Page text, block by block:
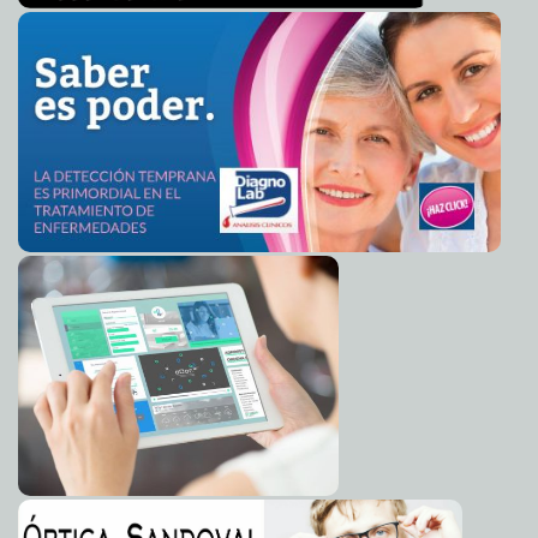
Alan Cabrera y Zoila Cardozo tienen palabra
2013-03-06 22:55:41 Reabre Crecicuentas en busca de nuevos incautos Mari
Tere Menéndez Monforte
2013-03-06 22:30:00 Restaurarán murales de Castro Pacheco, esencia de la
cosmogonía maya Mari Tere Menéndez Monforte
Empieza programa municipal 'Si Comes Bien, Te
Sientes Bien' A7
2013-03-06 21:28:23 Cierre del 'paso deprimido', durante vacaciones de
primavera A7
2013-03-06 21:09:07 Jorge Esquivel Millet, director de Seguridad Jurídica
Patrimonial Mari Tere Menéndez Monforte
2013-03-06 20:43:57 Motivados más de 5,000 jóvenes en la Expo Alternativa
2013 A7
2013-03-06 20:13:20 Impunidad para nadie, ni para el Presidente: diputada
Cinthya ValladaresA7
2013-03-06 12:49:13 Eva Gonda y la ex 'Reina de la Corona', las dos
mexicanas en Forbes A7
2013-03-06 11:11:21 Invento transforma aceite usado en jabón
biodegradable A7
2013-03-06 10:34:19 Kate revela el sexo de su bebé
2013-03-06 10:32:19 Mari Tere Menéndez Monforte